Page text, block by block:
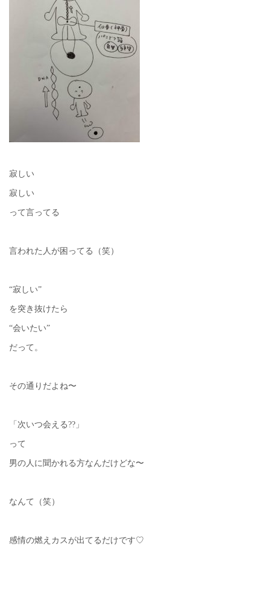
寂しい
寂しい
って言ってる
言われた人が困ってる（笑）
“寂しい”
を突き抜けたら
“会いたい”
だって。
その通りだよね〜
「次いつ会える??」
って
男の人に聞かれる方なんだけどな〜
なんて（笑）
感情の燃えカスが出てるだけです♡